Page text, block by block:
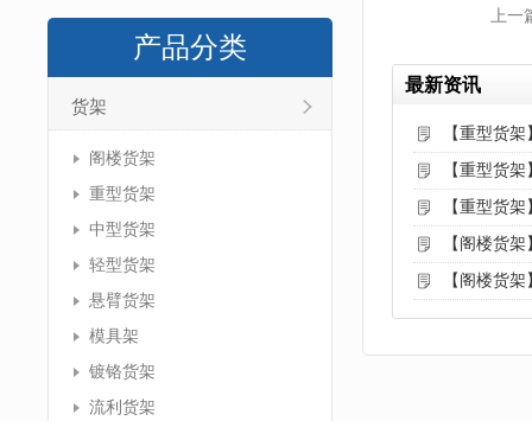
产品分类
货架
阁楼货架
重型货架
中型货架
轻型货架
悬臂货架
模具架
镀铬货架
流利货架
上一
最新资讯
【重型货
【重型货
【重型货
【阁楼货
【阁楼货